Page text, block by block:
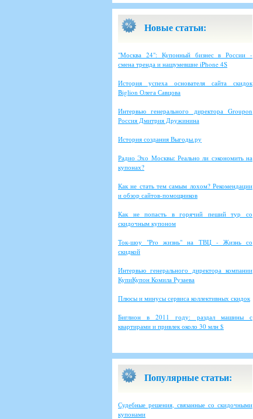
Новые статьи:
"Москва 24": Купонный бизнес в России -
смена тренда и нашумевшие iPhone 4S
История успеха основателя сайта скидок
Biglion Олега Савцова
Интервью генерального директора Groupon
Россия Дмитрия Дружинина
История создания Выгоды.ру
Радио Эхо Москвы: Реально ли сэкономить на
купонах?
Как не стать тем самым лохом? Рекомендации
и обзор сайтов-помощников
Как не попасть в горячий пеший тур со
скидочным купоном
Ток-шоу "Pro жизнь" на ТВЦ - Жизнь со
скидкой
Интервью генерального директора компании
КупиКупон Комила Рузаева
Плюсы и минусы сервиса коллективных скидок
Биглион в 2011 году: раздал машины с
квартирами и привлек около 30 млн $
Популярные статьи:
Судебные решения, связанные со скидочными
купонами